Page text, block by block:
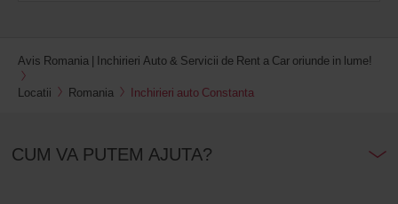
Avis Romania | Inchirieri Auto & Servicii de Rent a Car oriunde in lume!
Locatii
Romania Inchirieri auto Constanta
CUM VA PUTEM AJUTA?